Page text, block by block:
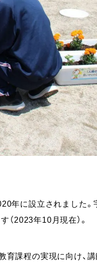
年に設立されました
2023年10月現在）。
育課程の実現に向け、